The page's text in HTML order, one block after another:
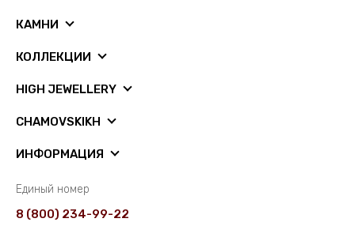
КАМНИ
КОЛЛЕКЦИИ
HIGH JEWELLERY
CHAMOVSKIKH
ИНФОРМАЦИЯ
Единый номер
8 (800) 234-99-22